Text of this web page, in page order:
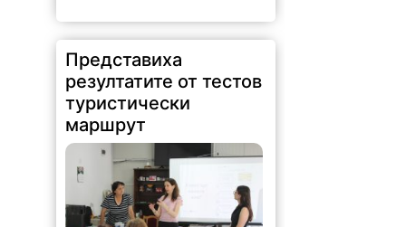
Представиха
резултатите от тестов
туристически
маршрут